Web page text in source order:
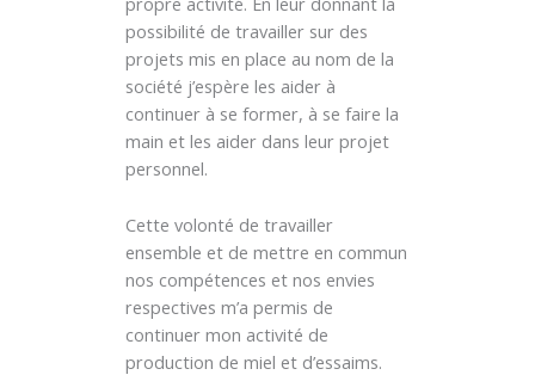
possibilité de travailler sur des
projets mis en place au nom de la
société j’espère les aider à
continuer à se former, à se faire la
main et les aider dans leur projet
personnel.
Cette volonté de travailler
ensemble et de mettre en commun
nos compétences et nos envies
respectives m’a permis de
continuer mon activité de
production de miel et d’essaims.